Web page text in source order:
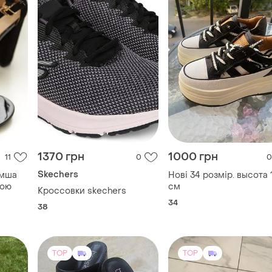
11 1370 грн 0
Skechers
Кроссовки skechers
38
1000 грн 0
Нові 34 розмір. высота
см
34
TOP TOP